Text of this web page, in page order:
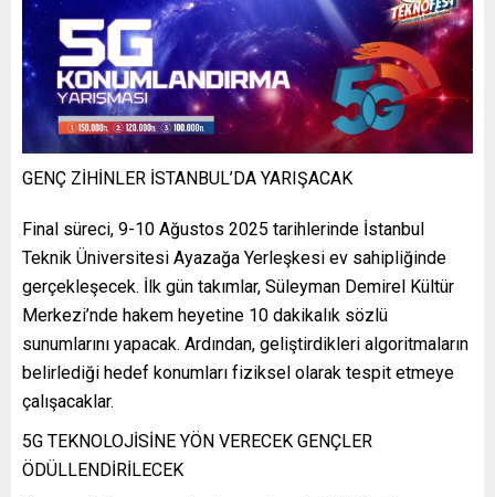
GENÇ ZİHİNLER İSTANBUL’DA YARIŞACAK
Final süreci, 9-10 Ağustos 2025 tarihlerinde İstanbul
Teknik Üniversitesi Ayazağa Yerleşkesi ev sahipliğinde
gerçekleşecek. İlk gün takımlar, Süleyman Demirel Kültür
Merkezi’nde hakem heyetine 10 dakikalık sözlü
sunumlarını yapacak. Ardından, geliştirdikleri algoritmaların
belirlediği hedef konumları fiziksel olarak tespit etmeye
çalışacaklar.
5G TEKNOLOJİSİNE YÖN VERECEK GENÇLER
ÖDÜLLENDİRİLECEK